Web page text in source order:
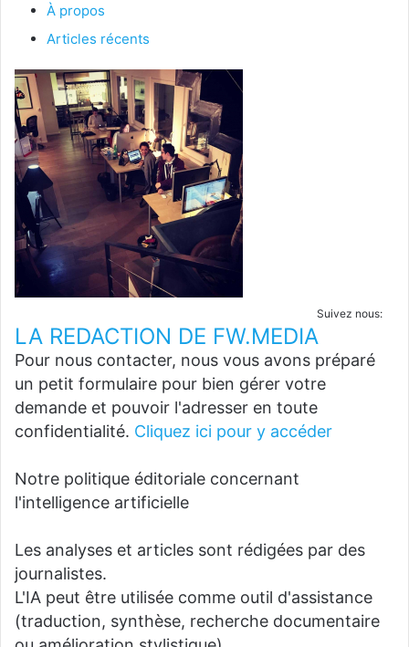
À propos
Articles récents
Suivez nous:
LA REDACTION DE FW.MEDIA
Pour nous contacter, nous vous avons préparé
un petit formulaire pour bien gérer votre
demande et pouvoir l'adresser en toute
confidentialité. Cliquez ici pour y accéder
Notre politique éditoriale concernant
l'intelligence artificielle
Les analyses et articles sont rédigées par des
journalistes.
L'IA peut être utilisée comme outil d'assistance
(traduction, synthèse, recherche documentaire